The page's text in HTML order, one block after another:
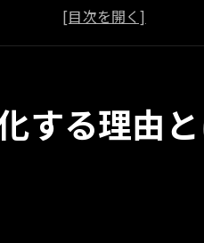
の変革の背景
ス管理の具体的手法
事例に学ぶ成功要因
製造業のサービス管理の
する理由